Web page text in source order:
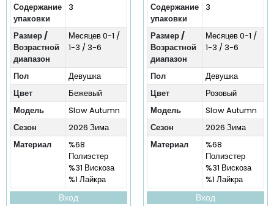
Содержание
упаковки
3
Размер /
Возрастной
диапазон
Месяцев 0-1 /
1-3 / 3-6
Пол
Девушка
Цвет
Бежевый
Модель
Slow Autumn
Сезон
2026 Зима
Материал
%68
Полиэстер
%31 Вискоза
%1 Лайкра
Вход
Содержание
упаковки
3
Размер /
Возрастной
диапазон
Месяцев 0-1 /
1-3 / 3-6
Пол
Девушка
Цвет
Розовый
Модель
Slow Autumn
Сезон
2026 Зима
Материал
%68
Полиэстер
%31 Вискоза
%1 Лайкра
Вход